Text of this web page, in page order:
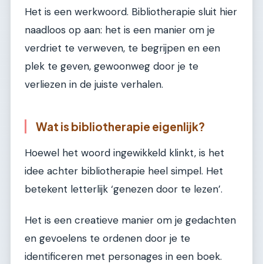
Het is een werkwoord. Bibliotherapie sluit hier
naadloos op aan: het is een manier om je
verdriet te verweven, te begrijpen en een
plek te geven, gewoonweg door je te
verliezen in de juiste verhalen.
Wat is bibliotherapie eigenlijk?
Hoewel het woord ingewikkeld klinkt, is het
idee achter bibliotherapie heel simpel. Het
betekent letterlijk ‘genezen door te lezen’.
Het is een creatieve manier om je gedachten
en gevoelens te ordenen door je te
identificeren met personages in een boek.